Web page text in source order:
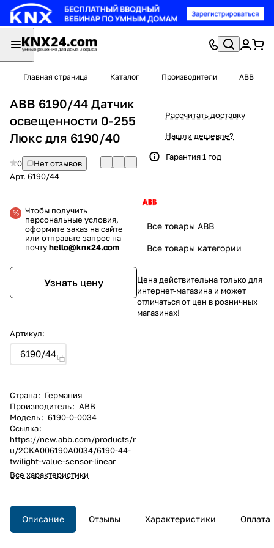
Главная страница Каталог Производители ABB
ABB 6190/44 Датчик
освещенности 0-255
Люкс для 6190/40
0
Нет отзывов
Арт. 6190/44
Чтобы получить
персональные условия,
оформите заказ на сайте
или отправьте запрос на
почтуhello@knx24.com
Узнать цену
Артикул:
6190/44
Страна: Германия
Производитель: ABB
Модель: 6190-0-0034
Ссылка:
https://new.abb.com/products/r
u/2CKA006190A0034/6190-44-
twilight-value-sensor-linear
Все характеристики
Рассчитать доставку
Нашли дешевле?
Гарантия 1 год
Все товары ABB
Все товары категории
Цена действительна только для
интернет-магазина и может
отличаться от цен в розничных
магазинах!
Описание Отзывы Характеристики Оплата